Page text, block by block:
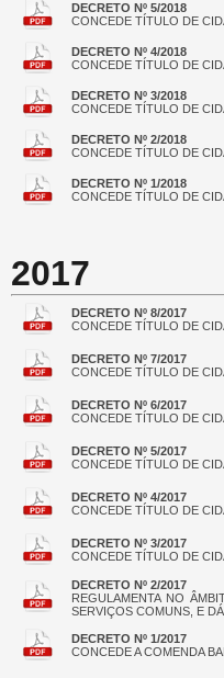
DECRETO Nº 5/2018
CONCEDE TÍTULO DE
DECRETO Nº 4/2018
CONCEDE TÍTULO DE
DECRETO Nº 3/2018
CONCEDE TÍTULO DE
DECRETO Nº 2/2018
CONCEDE TÍTULO DE
DECRETO Nº 1/2018
CONCEDE TÍTULO DE
2017
DECRETO Nº 8/2017
CONCEDE TÍTULO DE
DECRETO Nº 7/2017
CONCEDE TÍTULO DE
DECRETO Nº 6/2017
CONCEDE TÍTULO DE
DECRETO Nº 5/2017
CONCEDE TÍTULO DE
DECRETO Nº 4/2017
CONCEDE TÍTULO DE
DECRETO Nº 3/2017
CONCEDE TÍTULO DE
DECRETO Nº 2/2017
REGULAMENTA NO
SERVIÇOS COMUNS, E
DECRETO Nº 1/2017
CONCEDE A COMENDA